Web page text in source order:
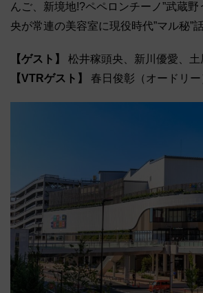
んご、新境地!?ペペロンチーノ”武蔵野
央が常連の美容室に現役時代”マル秘”
【ゲスト】 松井稼頭央、新川優愛、土
【VTRゲスト】 春日俊彰（オードリー